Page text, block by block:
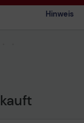
Hinweis
Technisches